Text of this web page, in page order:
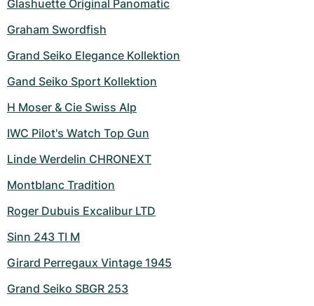
Glashuette Original Panomatic
Graham Swordfish
Grand Seiko Elegance Kollektion
Gand Seiko Sport Kollektion
H Moser & Cie Swiss Alp
IWC Pilot's Watch Top Gun
Linde Werdelin CHRONEXT
Montblanc Tradition
Roger Dubuis Excalibur LTD
Sinn 243 TI M
Girard Perregaux Vintage 1945
Grand Seiko SBGR 253